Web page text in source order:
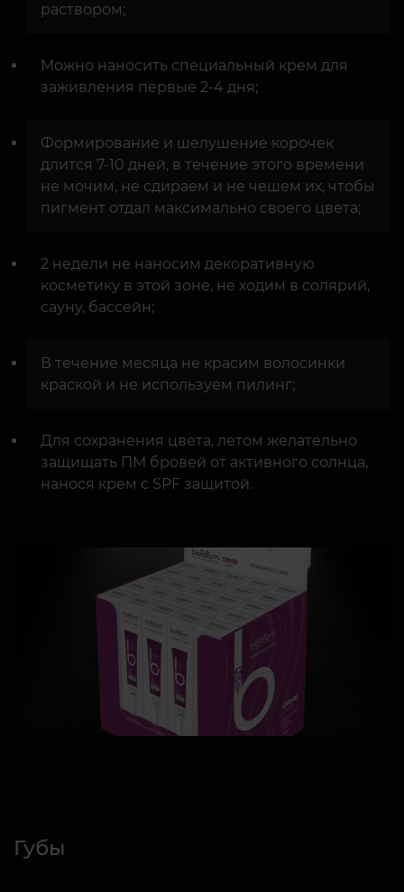
раствором;
Можно наносить специальный крем для
заживления первые 2-4 дня;
Формирование и шелушение корочек
длится 7-10 дней, в течение этого времени
не мочим, не сдираем и не чешем их, чтобы
пигмент отдал максимально своего цвета;
2 недели не наносим декоративную
косметику в этой зоне, не ходим в солярий,
сауну, бассейн;
В течение месяца не красим волосинки
краской и не используем пилинг;
Для сохранения цвета, летом желательно
защищать ПМ бровей от активного солнца,
нанося крем с SPF защитой.
Губы